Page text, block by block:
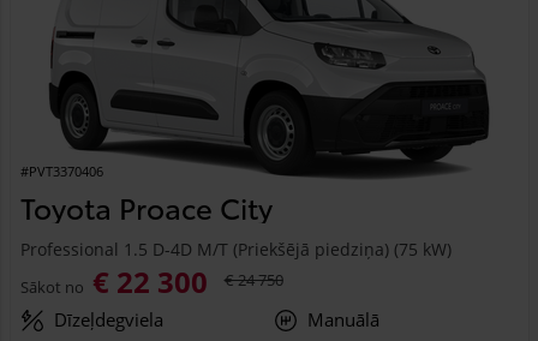
#PVT3370406
Toyota Proace City
Professional 1.5 D-4D M/T (Priekšējā piedziņa) (75 kW)
Sākot no € 22 300 € 24 750
Dīzeļdegviela
Manuālā